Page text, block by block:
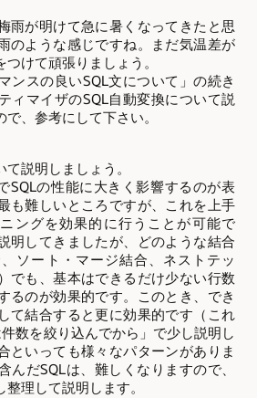
雨が明けて急に暑くなってきたと思
のような感じですね。まだ気温差が
けて頑張りましょう。
ンスの良いSQL文について」の続き
ィマイザのSQL自動変換について説
、参考にして下さい。
説明しましょう。
SQLの性能に大きく影響するのが表
も難しいところですが、これを上手
ングを効果的に行うことが可能で
明してきましたが、どのような結合
ソート・マージ結合、ネストテッ
でも、基本はできるだけ少ない行数
るのが効果的です。このとき、でき
て結合すると更に効果的です（これ
数を絞り込んでから」で少し説明し
といっても様々なパターンがありま
んだSQLは、難しくなりますので、
理して説明します。